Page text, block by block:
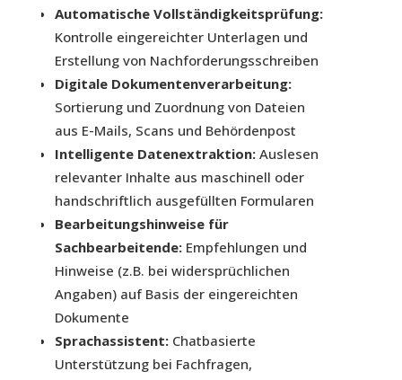
Automatische Vollständigkeitsprüfung:
Kontrolle eingereichter Unterlagen und
Erstellung von Nachforderungsschreiben
Digitale Dokumentenverarbeitung:
Sortierung und Zuordnung von Dateien
aus E-Mails, Scans und Behördenpost
Intelligente Datenextraktion:Auslesen
relevanter Inhalte aus maschinell oder
handschriftlich ausgefüllten Formularen
Bearbeitungshinweise für
Sachbearbeitende:Empfehlungen und
Hinweise (z.B. bei widersprüchlichen
Angaben) auf Basis der eingereichten
Dokumente
Sprachassistent:Chatbasierte
Unterstützung bei Fachfragen,